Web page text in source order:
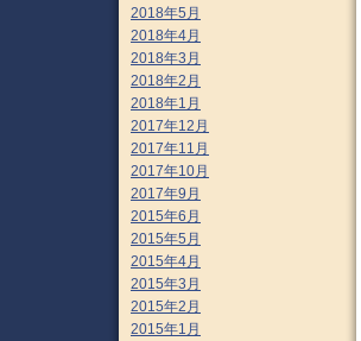
2018年5月
2018年4月
2018年3月
2018年2月
2018年1月
2017年12月
2017年11月
2017年10月
2017年9月
2015年6月
2015年5月
2015年4月
2015年3月
2015年2月
2015年1月